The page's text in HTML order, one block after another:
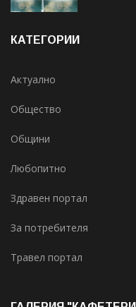
КАТЕГОРИИ
Актуално
Общество
Общини
Любопитно
Здравен портал
За потребителя
Травел портал